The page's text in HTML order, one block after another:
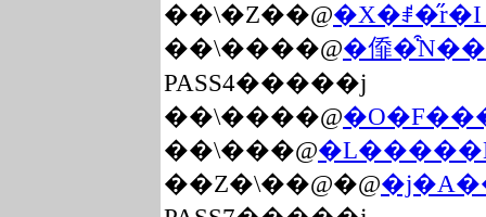
��܏\�Z��@
��܏\����@�㒎
PASS4�����j
��܏\����@
��܏\���@
��Z�\��@�@